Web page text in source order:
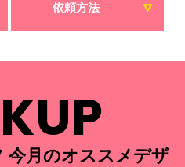
依頼方法
今月のオススメデザ